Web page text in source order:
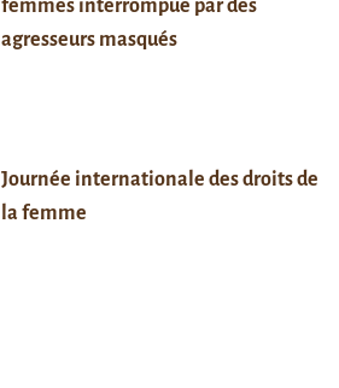
femmes interrompue par des
agresseurs masqués
Journée internationale des droits de
la femme